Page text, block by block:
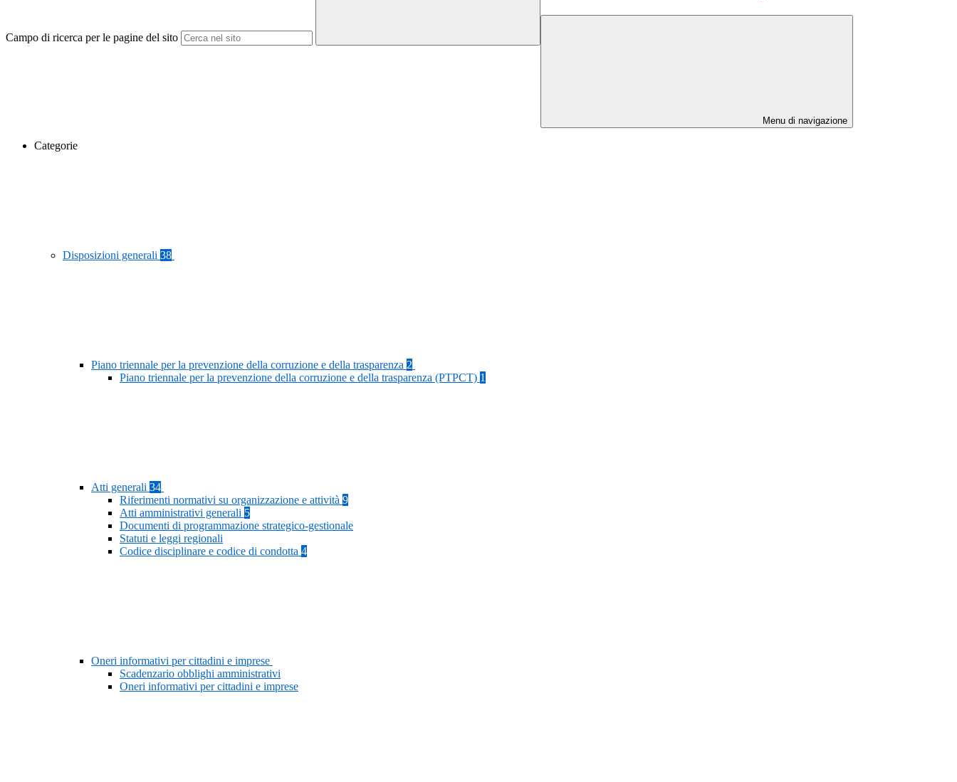
Campo di ricerca per le pagine del sito
Menu di navigazione
Categorie
Disposizioni generali 38
Piano triennale per la prevenzione della corruzione e della trasparenza 2
Piano triennale per la prevenzione della corruzione e della trasparenza (PTPCT) 1
Atti generali 34
Riferimenti normativi su organizzazione e attività 9
Atti amministrativi generali 5
Documenti di programmazione strategico-gestionale
Statuti e leggi regionali
Codice disciplinare e codice di condotta 4
Oneri informativi per cittadini e imprese
Scadenzario obblighi amministrativi
Oneri informativi per cittadini e imprese